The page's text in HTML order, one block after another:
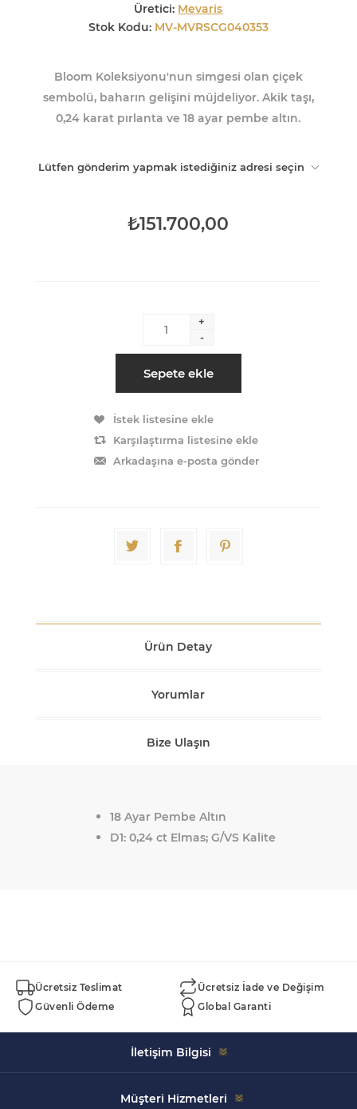
Üretici: Mevaris
Stok Kodu: MV-MVRSCG040353
Bloom Koleksiyonu'nun simgesi olan çiçek
sembolü, baharın gelişini müjdeliyor. Akik taşı,
0,24 karat pırlanta ve 18 ayar pembe altın.
Lütfen gönderim yapmak istediğiniz adresi seçin
₺151.700,00
+
-
Sepete ekle
İstek listesine ekle
Karşılaştırma listesine ekle
Arkadaşına e-posta gönder
Ürün Detay
Yorumlar
Bize Ulaşın
18 Ayar Pembe Altın
D1: 0,24 ct Elmas; G/VS Kalite
Ücretsiz Teslimat
Ücretsiz İade ve Değişim
Güvenli Ödeme
Global Garanti
İletişim Bilgisi
İzmir
Müşteri Hizmetleri